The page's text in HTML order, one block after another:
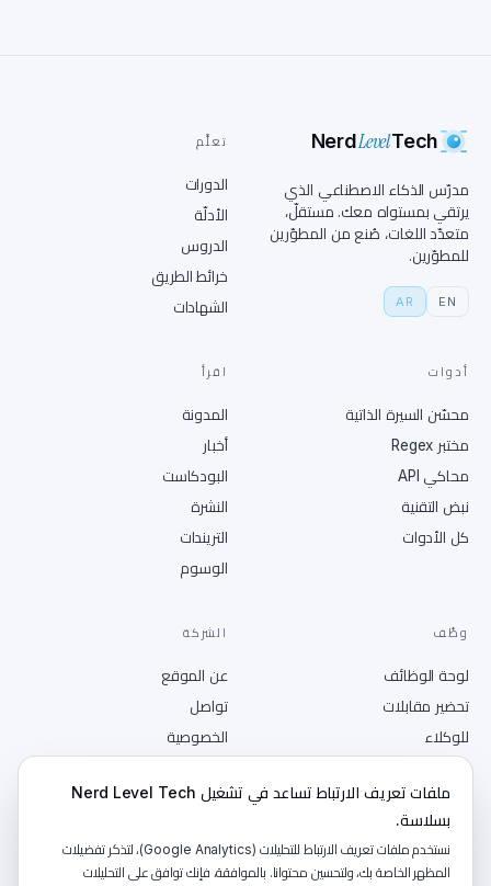
NerdLevelTech
مدرّس الذكاء الاصطناعي الذي
يرتقي بمستواه معك. مستقلّ،
متعدّد اللغات، صُنع من المطوّرين
للمطوّرين.
EN
AR
تعلَّم
الدورات
الأدلّة
الدروس
خرائط الطريق
الشهادات
أدوات
محسّن السيرة الذاتية
مختبر Regex
محاكي API
نبض التقنية
كل الأدوات
اقرأ
المدونة
أخبار
البودكاست
النشرة
التريندات
الوسوم
وظّف
لوحة الوظائف
تحضير مقابلات
للوكلاء
انشر وظيفة
الشركة
عن الموقع
تواصل
الخصوصية
RSS ملفات تعريف الارتباط تساعد في تشغيل Nerd Level Tech
بسلاسة.
نستخدم ملفات تعريف الارتباط للتحليلات (Google Analytics)، لتذكر تفضيلات
المظهر الخاصة بك، ولتحسين محتوانا. بالموافقة، فإنك توافق على التحليلات